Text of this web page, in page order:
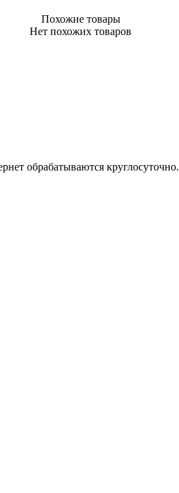
Похожие товары
Нет похожих товаров
обрабатываются круглосуточно.